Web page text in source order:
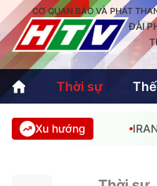
CƠ QUAN BÁO VÀ PHÁT
ĐÀI
Thời sự
Thời sự
Xu hướng